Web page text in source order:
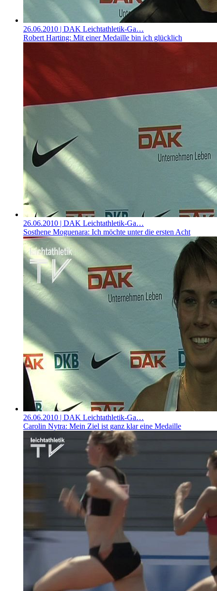
26.06.2010 | DAK Leichtathletik-Ga…
Robert Harting: Mit einer Medaille bin ich glücklich
26.06.2010 | DAK Leichtathletik-Ga…
Sosthene Moguenara: Ich möchte unter die ersten Acht
26.06.2010 | DAK Leichtathletik-Ga…
Carolin Nytra: Mein Ziel ist ganz klar eine Medaille